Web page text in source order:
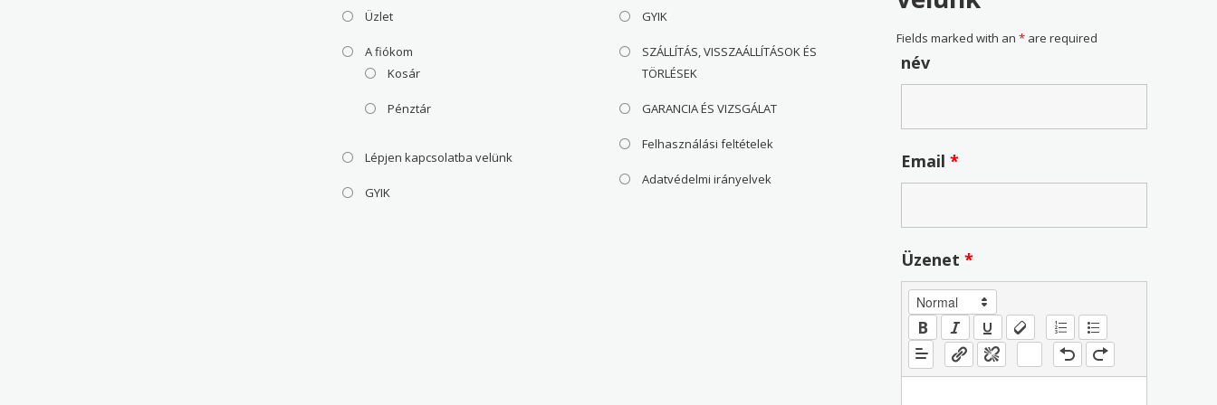
Üzlet
A fiókom
Kosár
Pénztár
Lépjen kapcsolatba velünk
GYIK
GYIK
SZÁLLÍTÁS, VISSZAÁLLÍTÁSOK ÉS
TÖRLÉSEK
GARANCIA ÉS VIZSGÁLAT
Felhasználási feltételek
Adatvédelmi irányelvek
Fields marked with an* are required
név
Email*
Üzenet*